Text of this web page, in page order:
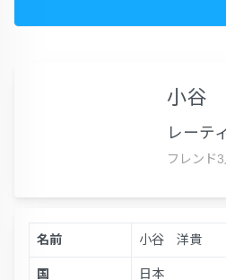
小谷
レーテ
フレンド3
名前 小谷 洋貴
国 日本